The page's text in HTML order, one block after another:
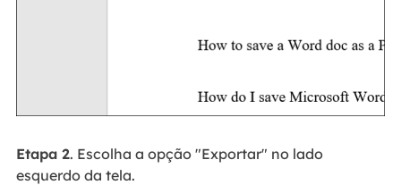
Etapa 2. Escolha a opção "Exportar" no lado
esquerdo da tela.